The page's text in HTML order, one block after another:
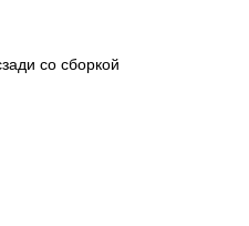
со сборкой